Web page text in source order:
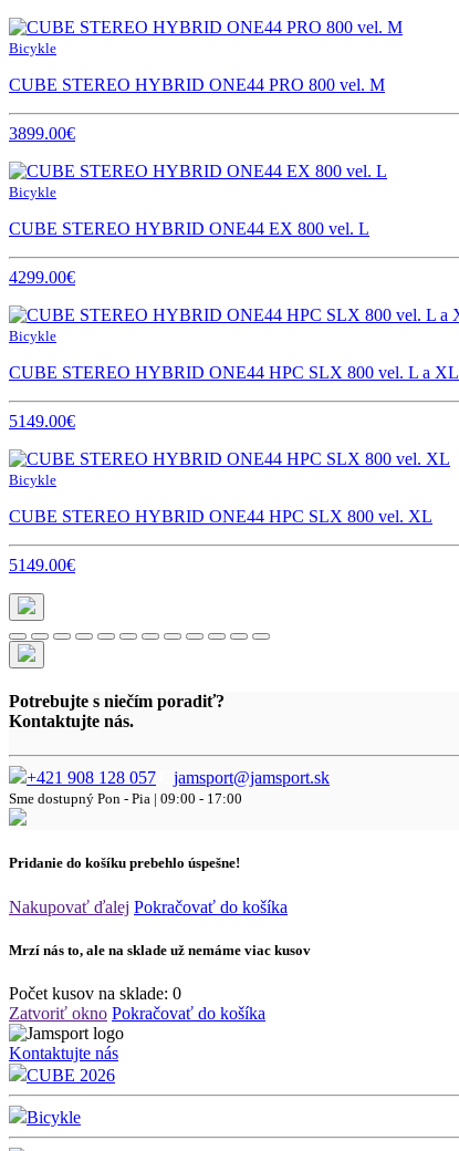
Bicykle
CUBE STEREO HYBRID ONE44 PRO 800 vel. M
3899.00€
Bicykle
CUBE STEREO HYBRID ONE44 EX 800 vel. L
4299.00€
Bicykle
CUBE STEREO HYBRID ONE44 HPC SLX 800 vel. L a XL
5149.00€
Bicykle
CUBE STEREO HYBRID ONE44 HPC SLX 800 vel. XL
5149.00€
Potrebujte s niečím poradiť?
Kontaktujte nás.
+421 908 128 057 jamsport@jamsport.sk
Sme dostupný Pon - Pia | 09:00 - 17:00
Pridanie do košíku prebehlo úspešne!
Nakupovať ďalej Pokračovať do košíka
Mrzí nás to, ale na sklade už nemáme viac kusov
Počet kusov na sklade: 0
Zatvoriť okno Pokračovať do košíka
Kontaktujte nás
CUBE 2026
Bicykle